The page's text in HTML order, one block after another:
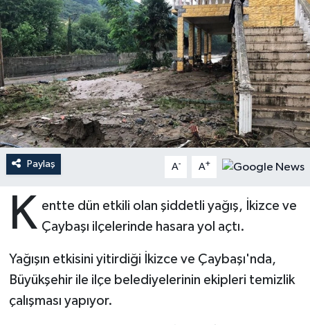
Paylaş A- A+
K entte dün etkili olan şiddetli yağış, İkizce ve
Çaybaşı ilçelerinde hasara yol açtı.
Yağışın etkisini yitirdiği İkizce ve Çaybaşı'nda,
Büyükşehir ile ilçe belediyelerinin ekipleri temizlik
çalışması yapıyor.
Ardahan Müftülüğü
Artvin Müftülüğü
Aydın Müftülüğü
Balıkesir Müftülüğü
Bartın Müftülüğü
Batman Müftülüğü
Bayburt Müftülüğü
Bilecik Müftülüğü
Bingöl Müftülüğü
Kudüs
Kurban
Mukabele
Peygamberimizin Hayatı
Ramazan
Sahabeler
Zekat
Hutbeler
DİYANET AKADEMİ
DİYANET GENÇLİK
DİYANET RADYO/TV
DEPREM
Dünya
Eğitim
Kültür-Sanat
Aile